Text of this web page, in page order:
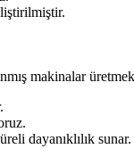
makinalar
dayanıklılık sunar.